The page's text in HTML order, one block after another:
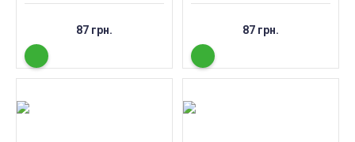
87 грн. 87 грн.